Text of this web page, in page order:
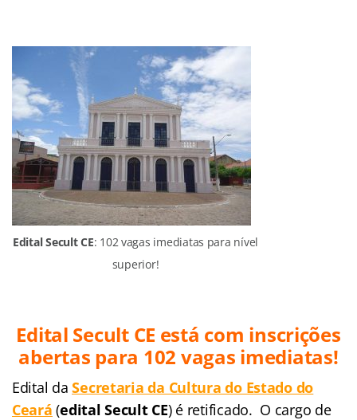
Edital Secult CE: 102 vagas imediatas para nível
superior!
Edital Secult CE está com inscrições
abertas para 102 vagas imediatas!
Edital daSecretaria da Cultura do Estado do
Ceará (edital Secult CE)é retificado. O cargo de